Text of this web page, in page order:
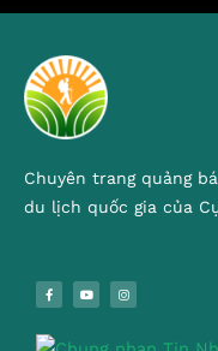
Chuyên trang quảng
du lịch quốc gia của